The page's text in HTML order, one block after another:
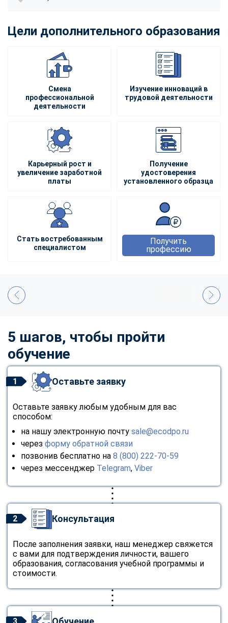
Цели дополнительного образования
Смена
профессиональной
деятельности
Изучение инноваций в
трудовой деятельности
Карьерный рост и
увеличение заработной
платы
Получение
удостоверения
установленного образца
Стать востребованным
специалистом
Получить
профессию
5 шагов, чтобы пройти
обучение
1 Оставьте заявку
Оставьте заявку любым удобным для вас
способом:
на нашу электронную почту sale@ecodpo.ru
через форму обратной связи
позвонив бесплатно на 8 (800) 222-70-59
через мессенджер Telegram, Viber
2 Консультация
После заполнения заявки, наш менеджер свяжется
с вами для подтверждения личности, вашего
образования, согласования учебной программы и
стоимости.